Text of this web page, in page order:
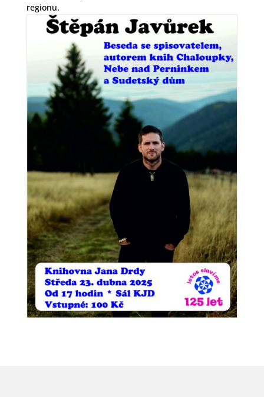
regionu.